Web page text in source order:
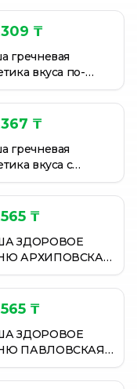
ЯБЛОКО 35ГР
309 ₸
гречневая
вкуса по-
с курицей и
без варки 40
367 ₸
гречневая
вкуса с
и жареным
без варки 40 г
565 ₸
ЗДОРОВОЕ
АРХИПОВСКАЯ
С НУТОМ
565 ₸
ЗДОРОВОЕ
ПАВЛОВСКАЯ
С НУТОМ